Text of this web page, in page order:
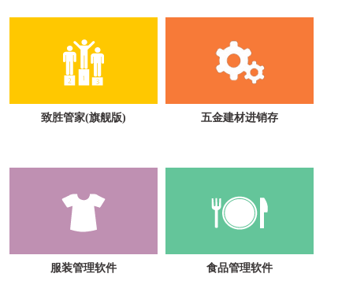
致胜管家(旗舰版) 五金建材进销存
服装管理软件 食品管理软件